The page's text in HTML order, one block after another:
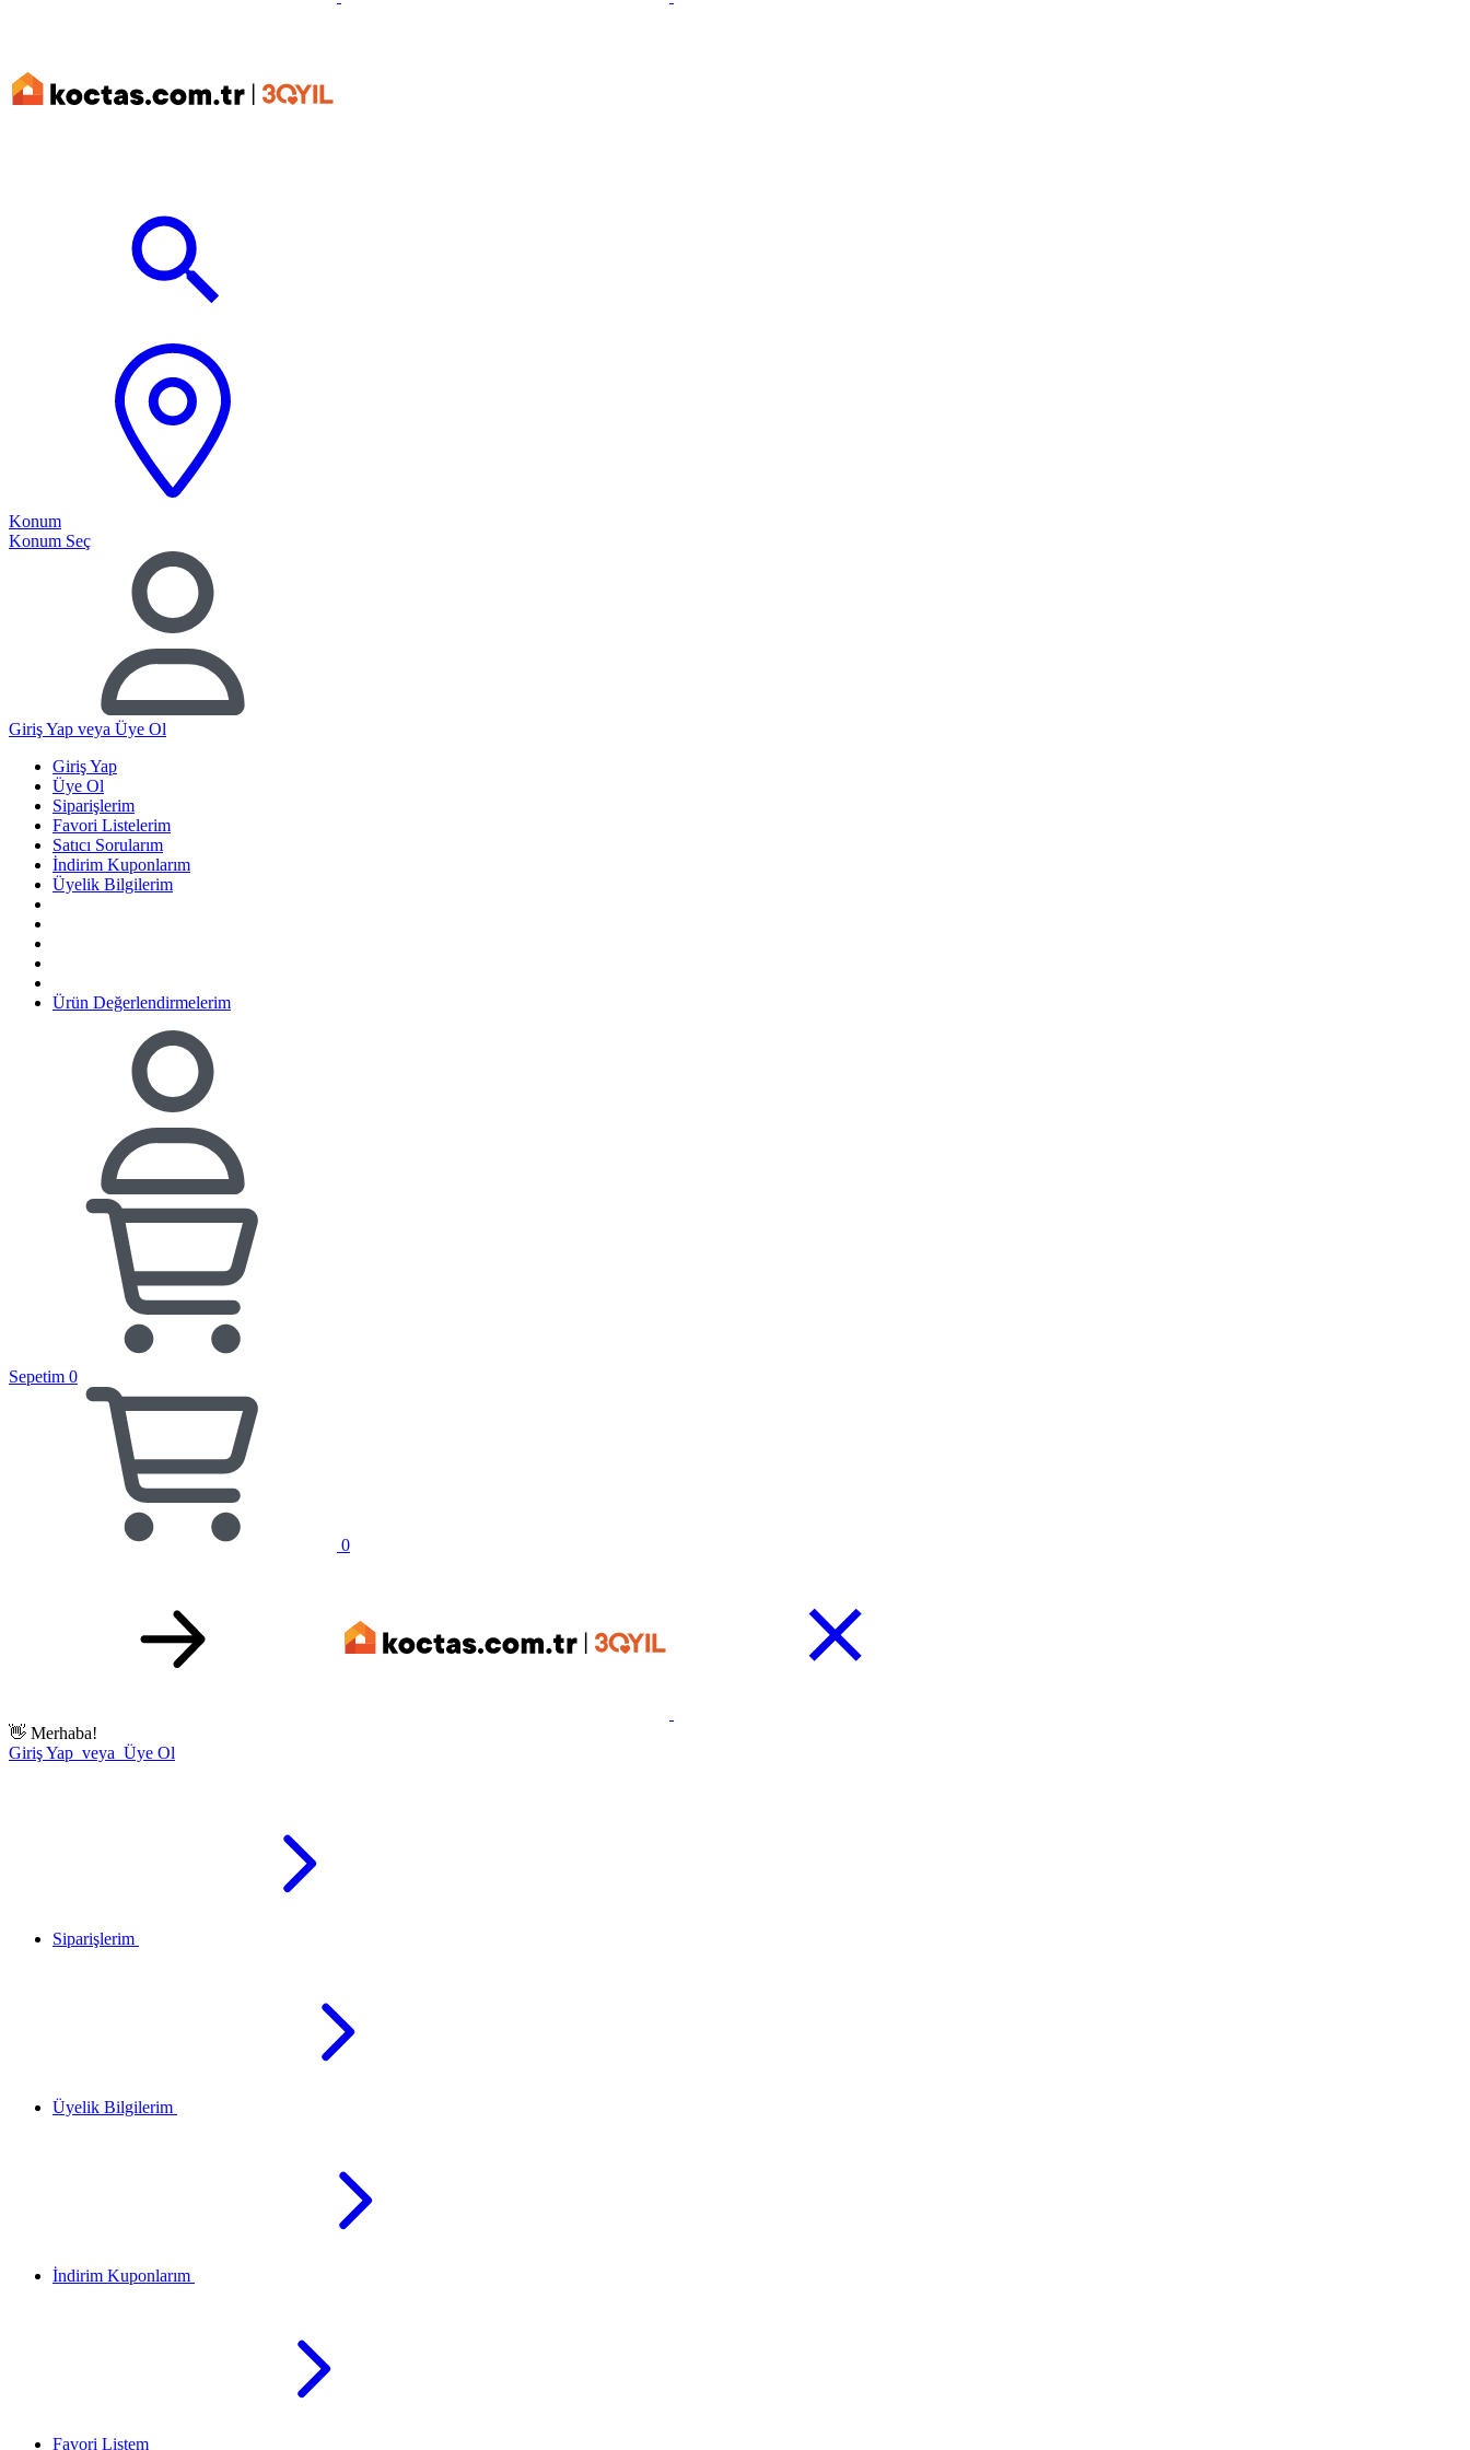
Konum
Konum Seç
Giriş Yap veya Üye Ol
Giriş Yap
Üye Ol
Siparişlerim
Favori Listelerim
Satıcı Sorularım
İndirim Kuponlarım
Üyelik Bilgilerim
Ürün Değerlendirmelerim
Sepetim 0
0
👋 Merhaba!
Giriş Yap veya Üye Ol
Siparişlerim
Üyelik Bilgilerim
İndirim Kuponlarım
Favori Listem